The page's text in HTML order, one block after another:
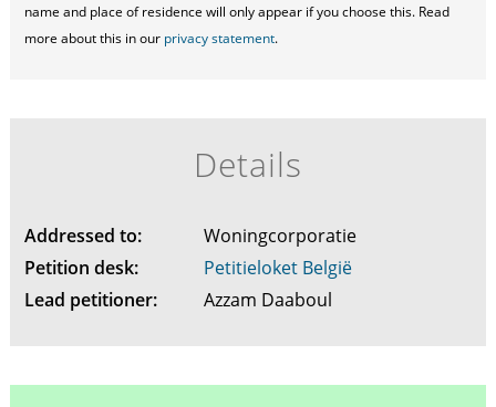
name and place of residence will only appear if you choose this. Read
more about this in our privacy statement.
Details
Addressed to:
Woningcorporatie
Petition desk:
Petitieloket België
Lead petitioner:
Azzam Daaboul